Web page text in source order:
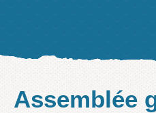
Assemblée